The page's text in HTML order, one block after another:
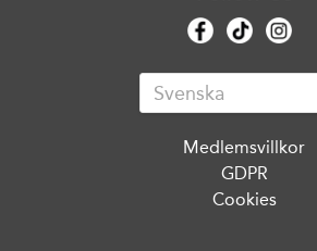
Medlemsvillkor
GDPR
Cookies